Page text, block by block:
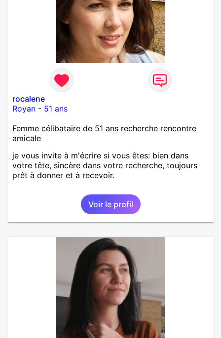
rocalene
Royan - 51 ans
Femme célibataire de 51 ans recherche rencontre
amicale
je vous invite à m'écrire si vous êtes: bien dans
votre tête, sincère dans votre recherche, toujours
prêt à donner et à recevoir.
Voir le profil